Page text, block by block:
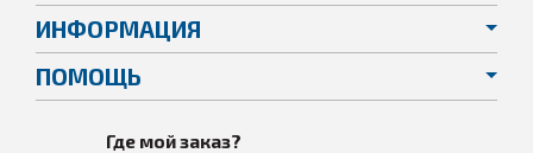
ИНФОРМАЦИЯ
ПОМОЩЬ
Где мой заказ?